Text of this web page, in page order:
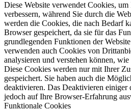
Diese Website verwendet Cookies,
verbessern, während Sie durch die
werden die Cookies, die nach Bedarf
Browser gespeichert, da sie für das
grundlegenden Funktionen der
verwenden auch Cookies von
analysieren und verstehen können,
Diese Cookies werden nur mit Ihrer
gespeichert. Sie haben auch die
deaktivieren. Das Deaktivieren einiger
jedoch auf Ihre Browser-Erfahrung
Funktionale Cookies